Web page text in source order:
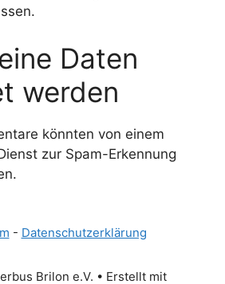
Daten
werden
könnten von einem
zur Spam-Erkennung
- Datenschutzerklärung
Brilon e.V. • Erstellt mit